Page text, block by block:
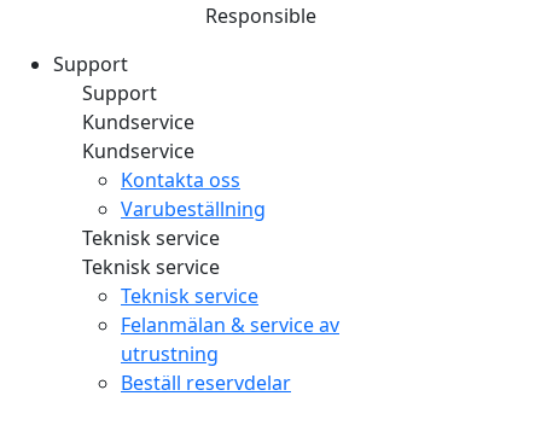
Responsible
Support
Support
Kundservice
Kundservice
Kontakta oss
Varubeställning
Teknisk service
Teknisk service
Teknisk service
Felanmälan & service av
utrustning
Beställ reservdelar